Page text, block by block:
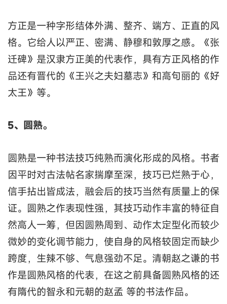
方正是一种字形结体外满、整齐、端方、正直的风
格。它给人以严正、密满、静穆和敦厚之感。《张
迁碑》是汉隶方正美的代表作，具有方正风格的作
品还有晋代的《王兴之夫妇墓志》和高句丽的《好
太王》等。
5、圆熟。
圆熟是一种书法技巧纯熟而演化形成的风格。书者
因平时对古法帖名家揣摩至深，技巧已烂熟于心，
信手拈出皆成法，融会后的技巧当然有质量上的保
证。圆熟之作表现性强，其技巧动作丰富的特征自
然高人一筹，但因圆熟周到、动作太定型化而较少
微妙的变化调节能力，使自身的风格较固定而缺少
跨度，生辣不够、气息强劲不足。清朝赵之谦的书
作是圆熟风格的代表，在这之前具备圆熟风格的还
有隋代的智永和元朝的赵孟 等的书法作品。